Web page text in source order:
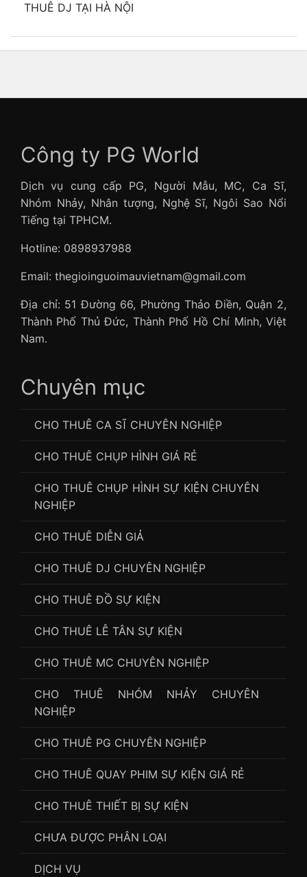
THUÊ DJ TẠI HÀ NỘI
Công ty PG World
Dịch vụ cung cấp PG, Người Mẫu, MC, Ca Sĩ,
Nhóm Nhảy, Nhân tượng, Nghệ Sĩ, Ngôi Sao Nổi
Tiếng tại TPHCM.
Hotline: 0898937988
Email: thegioinguoimauvietnam@gmail.com
Địa chỉ: 51 Đường 66, Phường Thảo Điền, Quận 2,
Thành Phố Thủ Đức, Thành Phố Hồ Chí Minh, Việt
Nam.
Chuyên mục
CHO THUÊ CA SĨ CHUYÊN NGHIỆP
CHO THUÊ CHỤP HÌNH GIÁ RẺ
CHO THUÊ CHỤP HÌNH SỰ KIỆN CHUYÊN
NGHIỆP
CHO THUÊ DIỄN GIẢ
CHO THUÊ DJ CHUYÊN NGHIỆP
CHO THUÊ ĐỒ SỰ KIỆN
CHO THUÊ LỄ TÂN SỰ KIỆN
CHO THUÊ MC CHUYÊN NGHIỆP
CHO THUÊ NHÓM NHẢY CHUYÊN
NGHIỆP
CHO THUÊ PG CHUYÊN NGHIỆP
CHO THUÊ QUAY PHIM SỰ KIỆN GIÁ RẺ
CHO THUÊ THIẾT BỊ SỰ KIỆN
CHƯA ĐƯỢC PHÂN LOẠI
DỊCH VỤ